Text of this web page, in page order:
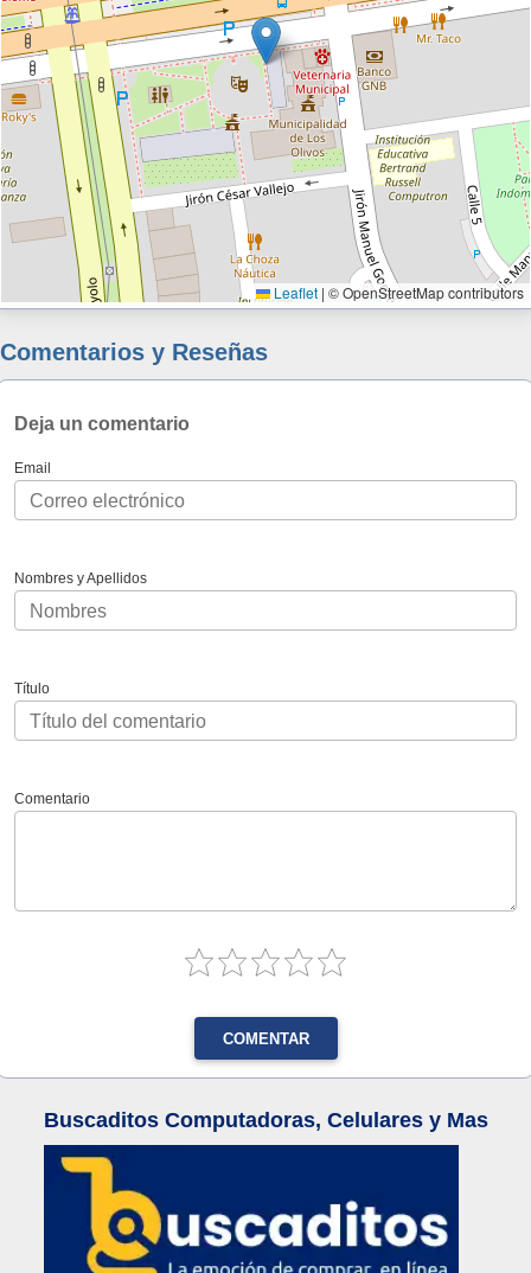
Leaflet | © OpenStreetMap contributors
Comentarios y Reseñas
Deja un comentario
Email
Nombres y Apellidos
Título
Comentario
COMENTAR
Buscaditos Computadoras, Celulares y Mas